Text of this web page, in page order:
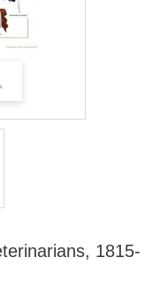
1815-